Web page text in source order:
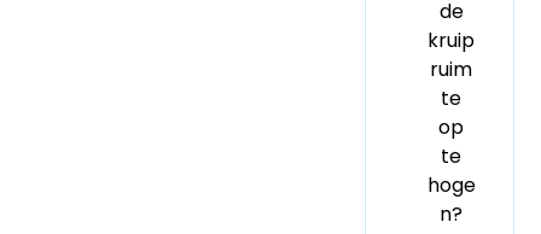
de
kruip
ruim
te
op
te
hoge
n?